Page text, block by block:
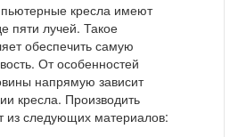
кресла имеют
пяти лучей. Такое
обеспечить самую
От особенностей
напрямую зависит
кресла. Производить
из следующих материалов: